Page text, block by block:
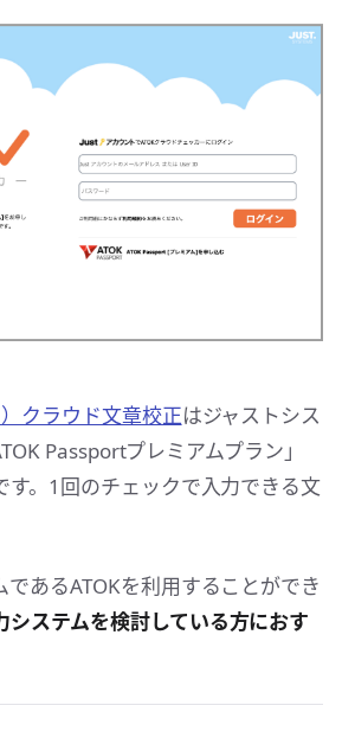
クラウド文章校正はジャストシス
Passportプレミアムプラン」
す。1回のチェックで入力できる文
であるATOKを利用することができ
システムを検討している方におす